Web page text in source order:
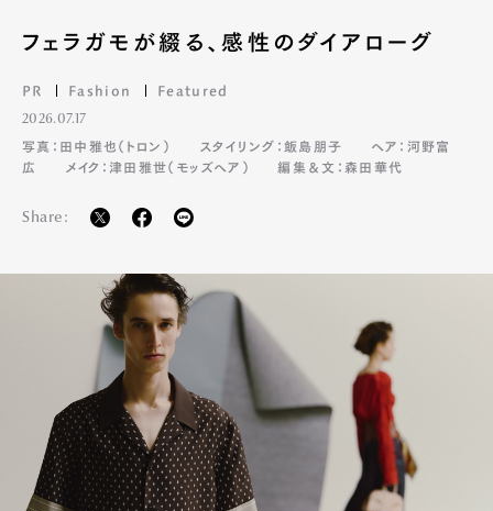
Product Culture Lifestyle
Official Columnist
About
Contact
Pen Meet
Pen international Pen tw
フェラガモが綴る、感性のダイアローグ
PR Fashion Featured
2026.07.17
写真：田中雅也（トロン）
スタイリング：飯島朋子
ヘア：河野富
広
メイク：津田雅世（モッズヘア） 編集＆文：森田華代
Share: